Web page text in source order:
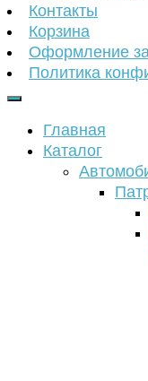
Контакты
Корзина
Оформление
Политика
Главная
Каталог